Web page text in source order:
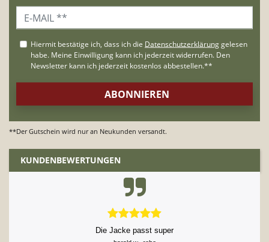
**Der Gutschein wird nur an Neukunden versandt.
KUNDENBEWERTUNGEN
Die Jacke passt super